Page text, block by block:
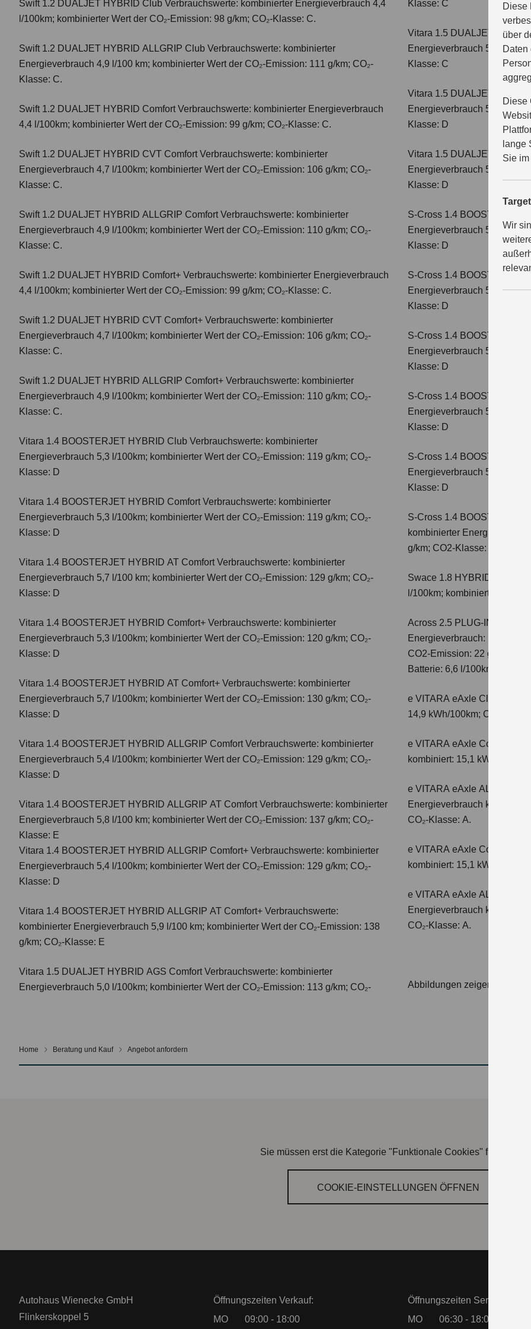
Diese
über
Daten
Diese
lange
Sie
Wir
Swift 1.2 DUALJET HYBRID Club Verbrauchswerte: kombinierter Energieverbrauch 4,4
l/100km; kombinierter Wert der CO₂-Emission: 98 g/km; CO₂-Klasse: C.
Swift 1.2 DUALJET HYBRID ALLGRIP Club Verbrauchswerte: kombinierter
Energieverbrauch 4,9 l/100 km; kombinierter Wert der CO₂-Emission: 111 g/km; CO₂-
Klasse: C.
Swift 1.2 DUALJET HYBRID ComfortVerbrauchswerte: kombinierter Energieverbrauch
4,4 l/100km; kombinierter Wert der CO₂-Emission: 99 g/km; CO₂-Klasse: C.
Swift 1.2 DUALJET HYBRID CVT ComfortVerbrauchswerte: kombinierter
Energieverbrauch 4,7 l/100km; kombinierter Wert der CO₂-Emission: 106 g/km; CO₂-
Klasse: C.
Swift 1.2 DUALJET HYBRID ALLGRIP ComfortVerbrauchswerte: kombinierter
Energieverbrauch 4,9 l/100km; kombinierter Wert der CO₂-Emission: 110 g/km; CO₂-
Klasse: C.
Swift 1.2 DUALJET HYBRID Comfort+ Verbrauchswerte: kombinierter Energieverbrauch
4,4 l/100km; kombinierter Wert der CO₂-Emission: 99 g/km; CO₂-Klasse: C.
Swift 1.2 DUALJET HYBRID CVT Comfort+ Verbrauchswerte: kombinierter
Energieverbrauch 4,7 l/100km; kombinierter Wert der CO₂-Emission: 106 g/km; CO₂-
Klasse: C.
Swift 1.2 DUALJET HYBRID ALLGRIP Comfort+ Verbrauchswerte: kombinierter
Energieverbrauch 4,9 l/100km; kombinierter Wert der CO₂-Emission: 110 g/km; CO₂-
Klasse: C.
Vitara 1.4 BOOSTERJET HYBRID Club Verbrauchswerte: kombinierter
Energieverbrauch 5,3 l/100km; kombinierter Wert der CO₂-Emission: 119 g/km; CO₂-
Klasse: D
Vitara 1.4 BOOSTERJET HYBRID ComfortVerbrauchswerte: kombinierter
Energieverbrauch 5,3 l/100km; kombinierter Wert der CO₂-Emission: 119 g/km; CO₂-
Klasse: D
Vitara 1.4 BOOSTERJET HYBRID AT ComfortVerbrauchswerte: kombinierter
Energieverbrauch 5,7 l/100 km; kombinierter Wert der CO₂-Emission: 129 g/km; CO₂-
Klasse: D
Vitara 1.4 BOOSTERJET HYBRID Comfort+ Verbrauchswerte: kombinierter
Energieverbrauch 5,3 l/100km; kombinierter Wert der CO₂-Emission: 120 g/km; CO₂-
Klasse: D
Vitara 1.4 BOOSTERJET HYBRID AT Comfort+ Verbrauchswerte: kombinierter
Energieverbrauch 5,7 l/100km; kombinierter Wert der CO₂-Emission: 130 g/km; CO₂-
Klasse: D
Vitara 1.4 BOOSTERJET HYBRID ALLGRIP ComfortVerbrauchswerte: kombinierter
Energieverbrauch 5,4 l/100km; kombinierter Wert der CO₂-Emission: 129 g/km; CO₂-
Klasse: D
Vitara 1.4 BOOSTERJET HYBRID ALLGRIP AT ComfortVerbrauchswerte: kombinierter
Energieverbrauch 5,8 l/100 km; kombinierter Wert der CO₂-Emission: 137 g/km; CO₂-
Klasse: E
Vitara 1.4 BOOSTERJET HYBRID ALLGRIP Comfort+ Verbrauchswerte: kombinierter
Energieverbrauch 5,4 l/100km; kombinierter Wert der CO₂-Emission: 129 g/km; CO₂-
Klasse: D
Vitara 1.4 BOOSTERJET HYBRID ALLGRIP AT Comfort+ Verbrauchswerte:
kombinierter Energieverbrauch 5,9 l/100 km; kombinierter Wert der CO₂-Emission: 138
g/km; CO₂-Klasse: E
Vitara 1.5 DUALJET HYBRID AGS ComfortVerbrauchswerte: kombinierter
Energieverbrauch 5,0 l/100km; kombinierter Wert der CO₂-Emission: 113 g/km; CO₂-
Klasse: C
Vitara 1.5 DUALJET
Energieverbrauch 5,0 l/
Klasse: C
Vitara 1.5 DUALJET
Energieverbrauch 5,6 l/
Klasse: D
Vitara 1.5 DUALJET
Energieverbrauch 5,6 l/
Klasse: D
S-Cross 1.4 BOOSTERJET
Energieverbrauch 5,4 l/100
Klasse: D
S-Cross 1.4 BOOSTERJET
Energieverbrauch 5,4 l/100
Klasse: D
S-Cross 1.4 BOOSTERJET
Energieverbrauch 5,8 l/100
Klasse: D
S-Cross 1.4 BOOSTERJET
Energieverbrauch 5,6 l/100
Klasse: D
S-Cross 1.4 BOOSTERJET
Energieverbrauch 5,7 l/100
Klasse: D
S-Cross 1.4 BOOSTERJET
kombinierter
g/km; CO2-Klasse: E
Swace 1.8 HYBRID CVT
l/100km; kombinierter Wert
Across 2.5 PLUG-IN
Energieverbrauch: 17,1kWh/
CO2-Emission: 22 g/km;
Batterie: 6,6 l/100km; CO2-
e VITARA eAxle Club (49
14,9 kWh/100km; CO₂-
e VITARA eAxle Comfort (61
kombiniert: 15,1 kWh/
e VITARA eAxle ALLGRIP-e
Energieverbrauch
CO₂-Klasse: A.
e VITARA eAxle Comfort+
kombiniert: 15,1 kWh/
e VITARA eAxle ALLGRIP-e
Energieverbrauch
CO₂-Klasse: A.
Abbildungen zeigen
Home Beratung und Kauf Angebot anfordern
Sie müssen erst die Kategorie "Funktionale Cookies" freischalten.
COOKIE‑EINSTELLUNGEN ÖFFNEN
Autohaus Wienecke GmbH
Flinkerskoppel 5
Öffnungszeiten Verkauf:
MO
09:00 - 18:00
Öffnungszeiten Service:
MO
06:30 - 18:00